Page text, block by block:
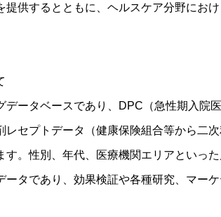
提供するとともに、ヘルスケア分野にお
ータベースであり、DPC（急性期入院
レセプトデータ（健康保険組合等から二
す。性別、年代、医療機関エリアといっ
ータであり、効果検証や各種研究、マー